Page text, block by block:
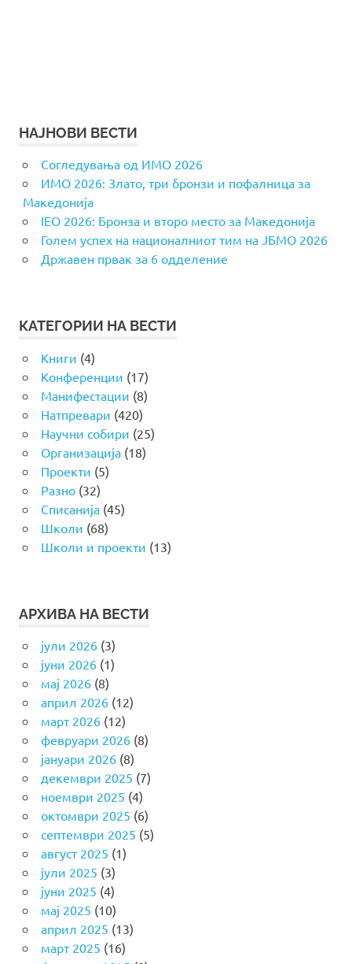
НАЈНОВИ ВЕСТИ
Согледувања од ИМО 2026
ИМО 2026: Злато, три бронзи и пофалница за
Македонија
IEO 2026: Бронза и второ место за Македонија
Голем успех на националниот тим на ЈБМО 2026
Државен првак за 6 одделение
КАТЕГОРИИ НА ВЕСТИ
Книги (4)
Конференции (17)
Манифестации (8)
Натпревари (420)
Научни собири (25)
Организација(18)
Проекти (5)
Разно(32)
Списанија(45)
Школи (68)
Школи и проекти (13)
АРХИВА НА ВЕСТИ
јули 2026(3)
јуни 2026(1)
мај 2026(8)
април 2026(12)
март 2026(12)
февруари 2026(8)
јануари 2026(8)
декември 2025 (7)
ноември 2025 (4)
октомври 2025 (6)
септември 2025 (5)
август 2025 (1)
јули 2025 (3)
јуни 2025 (4)
мај 2025 (10)
април 2025 (13)
март 2025 (16)